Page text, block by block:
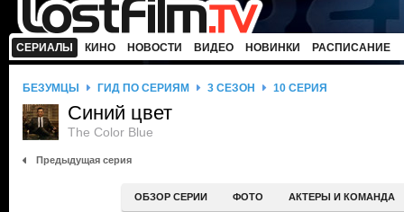
СЕРИАЛЫ КИНО НОВОСТИ ВИДЕО НОВИНКИ РАСПИСАНИЕ
БЕЗУМЦЫ ГИД ПО СЕРИЯМ 3 СЕЗОН 10 СЕРИЯ
Синий цвет
The Color Blue
Предыдущая серия
ОБЗОР СЕРИИ ФОТО АКТЕРЫ И КОМАНДА